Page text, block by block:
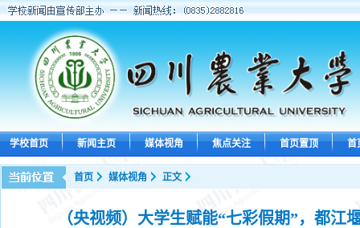
学校首页 新闻主页 媒体视角 焦点关注 首页置顶 首
首页 媒体视角 正文
（央视频）大学生赋能“七彩假期”，都江